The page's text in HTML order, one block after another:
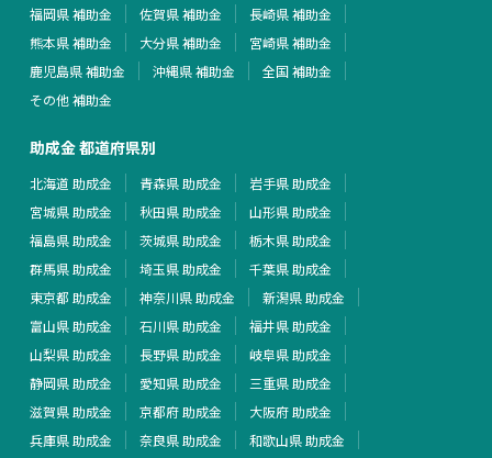
福岡県 補助金
佐賀県 補助金
長崎県 補助金
熊本県 補助金
大分県 補助金
宮崎県 補助金
鹿児島県 補助金
沖縄県 補助金
全国 補助金
その他 補助金
助成金 都道府県別
北海道 助成金 青森県 助成金
岩手県 助成金
宮城県 助成金
秋田県 助成金
山形県 助成金
福島県 助成金
茨城県 助成金
栃木県 助成金
群馬県 助成金
埼玉県 助成金
千葉県 助成金
東京都 助成金
神奈川県 助成金
新潟県 助成金
富山県 助成金
石川県 助成金
福井県 助成金
山梨県 助成金
長野県 助成金
岐阜県 助成金
静岡県 助成金
愛知県 助成金
三重県 助成金
滋賀県 助成金
京都府 助成金
大阪府 助成金
兵庫県 助成金
奈良県 助成金
和歌山県 助成金